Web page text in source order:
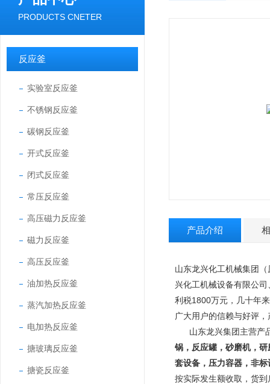
PRODUCTS CNETER
反应釜
实验室反应釜
不锈钢反应釜
碳钢反应釜
开式反应釜
闭式反应釜
常压反应釜
高压磁力反应釜
磁力反应釜
高压反应釜
油加热反应釜
蒸汽加热反应釜
电加热反应釜
搪玻璃反应釜
搪瓷反应釜
产品介绍
山东龙兴化工机械集团
兴化工机械设备有限公
利税1800万元，几十年
广大用户的信赖与好评
山东龙兴集团主营产
锅，反应罐，砂磨机，
套设备，压力容器，非标
按实际发生额收取，货